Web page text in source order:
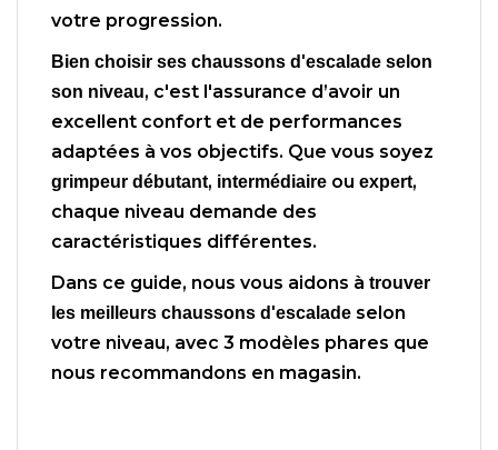
votre progression.
Bien choisir ses chaussons d'escalade selon
son niveau, c'est l'assurance d’avoir un
excellent confort et de performances
adaptées à vos objectifs. Que vous soyez
grimpeur débutant, intermédiaire ou expert,
chaque niveau demande des
caractéristiques différentes.
Dans ce guide, nous vous aidons à trouver
les meilleurs chaussons d'escalade selon
votre niveau, avec 3 modèles phares que
nous recommandons en magasin.